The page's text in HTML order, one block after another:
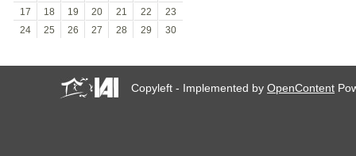
17
18 19 20 21 22
23
24
25 26 27 28 29 30
Copyleft - Implemented byOpenContent